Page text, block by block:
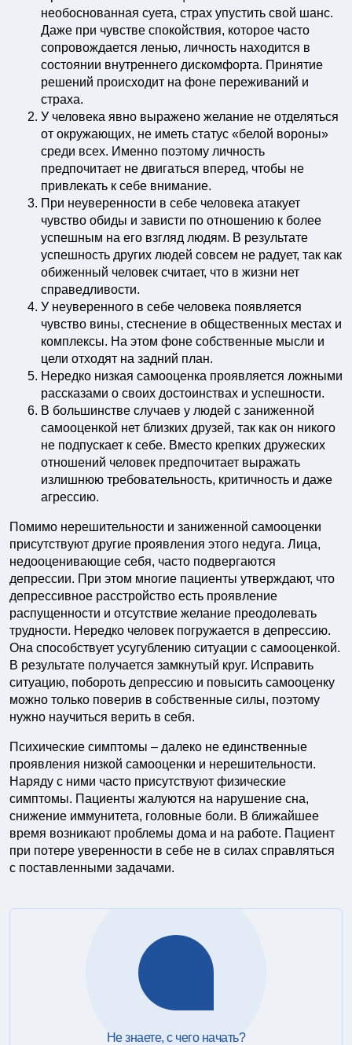
необоснованная суета, страх упустить свой шанс.
Даже при чувстве спокойствия, которое часто
сопровождается ленью, личность находится в
состоянии внутреннего дискомфорта. Принятие
решений происходит на фоне переживаний и
страха.
У человека явно выражено желание не отделяться
от окружающих, не иметь статус «белой вороны»
среди всех. Именно поэтому личность
предпочитает не двигаться вперед, чтобы не
привлекать к себе внимание.
При неуверенности в себе человека атакует
чувство обиды и зависти по отношению к более
успешным на его взгляд людям. В результате
успешность других людей совсем не радует, так как
обиженный человек считает, что в жизни нет
справедливости.
У неуверенного в себе человека появляется
чувство вины, стеснение в общественных местах и
комплексы. На этом фоне собственные мысли и
цели отходят на задний план.
Нередко низкая самооценка проявляется ложными
рассказами о своих достоинствах и успешности.
В большинстве случаев у людей с заниженной
самооценкой нет близких друзей, так как он никого
не подпускает к себе. Вместо крепких дружеских
отношений человек предпочитает выражать
излишнюю требовательность, критичность и даже
агрессию.
Помимо нерешительности и заниженной самооценки
присутствуют другие проявления этого недуга. Лица,
недооценивающие себя, часто подвергаются
депрессии. При этом многие пациенты утверждают, что
депрессивное расстройство есть проявление
распущенности и отсутствие желание преодолевать
трудности. Нередко человек погружается в депрессию.
Она способствует усугублению ситуации с самооценкой.
В результате получается замкнутый круг. Исправить
ситуацию, побороть депрессию и повысить самооценку
можно только поверив в собственные силы, поэтому
нужно научиться верить в себя.
Психические симптомы – далеко не единственные
проявления низкой самооценки и нерешительности.
Наряду с ними часто присутствуют физические
симптомы. Пациенты жалуются на нарушение сна,
снижение иммунитета, головные боли. В ближайшее
время возникают проблемы дома и на работе. Пациент
при потере уверенности в себе не в силах справляться
с поставленными задачами.
Не знаете, с чего начать?